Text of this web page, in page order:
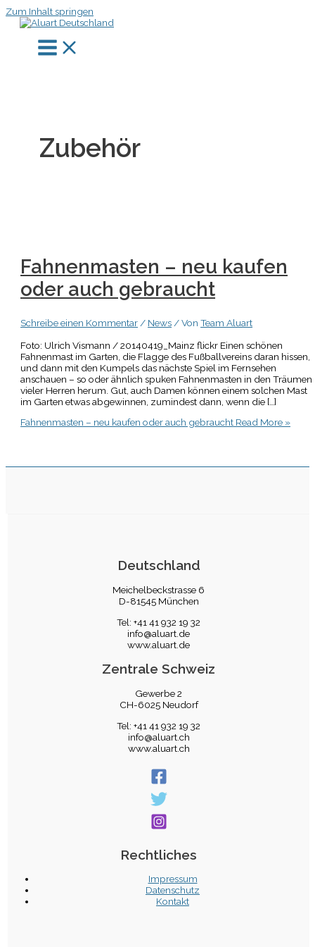
Zum Inhalt springen
Zubehör
Fahnenmasten – neu kaufen
oder auch gebraucht
Schreibe einen Kommentar / News / VonTeam Aluart
Foto: Ulrich Vismann / 20140419_Mainz flickr Einen schönen
Fahnenmast im Garten, die Flagge des Fußballvereins daran hissen,
und dann mit den Kumpels das nächste Spiel im Fernsehen
anschauen – so oder ähnlich spuken Fahnenmasten in den Träumen
vieler Herren herum. Gut, auch Damen können einem solchen Mast
im Garten etwas abgewinnen, zumindest dann, wenn die […]
Fahnenmasten – neu kaufen oder auch gebraucht Read More »
Deutschland
Meichelbeckstrasse 6
D-81545 München
Tel: +41 41 932 19 32
info@aluart.de
www.aluart.de
Zentrale Schweiz
Gewerbe 2
CH-6025 Neudorf
Tel: +41 41 932 19 32
info@aluart.ch
www.aluart.ch
Rechtliches
Impressum
Datenschutz
Kontakt